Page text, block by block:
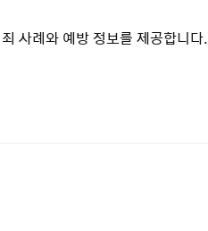
사례와 예방 정보를 제공합니다.